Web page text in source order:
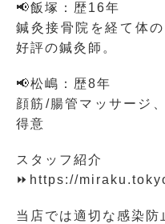
📢飯塚：歴16年
鍼灸接骨院を経て体
好評の鍼灸師。
📢松嶋：歴8年
顔筋/腸管マッサージ
得意
スタッフ紹介
⏩https://
当店では適切な感染防